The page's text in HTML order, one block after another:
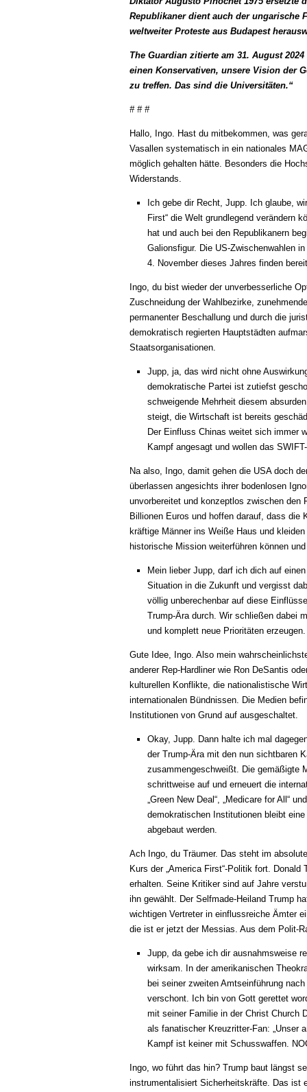
Republikaner dient auch der ungarische
weltweiter Proteste aus Budapest
The Guardian zitierte am 31. August
einen Konservativen, unsere Vision der
zu treffen. Das sind die Universitäten.“
# # #
Hallo, Ingo. Hast du mitbekommen, was
Vasallen systematisch in ein nationales
möglich gehalten hätte. Besonders die
Widerstands.
Ich gebe dir Recht, Jupp. Ich glaube,
First“ die Welt grundlegend verändern
hat und auch bei den Republikanern
Galionsfigur. Die US-Zwischenwahlen
4. November dieses Jahres finden
Ingo, du bist wieder der unverbesserliche
Zuschneidung der Wahlbezirke,
permanenter Beschallung und durch die
demokratisch regierten Hauptstädten
Staatsorganisationen.
Jupp, ja, das wird nicht ohne
demokratische Partei ist zutiefst
schweigende Mehrheit diesem
steigt, die Wirtschaft ist bereits
Der Einfluss Chinas weitet sich immer
Kampf angesagt und wollen das
Na also, Ingo, damit gehen die USA doch
überlassen angesichts ihrer bodenlosen
unvorbereitet und konzeptlos zwischen den
Billionen Euros und hoffen darauf, dass die
kräftige Männer ins Weiße Haus und
historische Mission weiterführen können
Mein lieber Jupp, darf ich dich auf
Situation in die Zukunft und vergisst
völlig unberechenbar auf diese
Trump-Ära durch. Wir schließen dabei
und komplett neue Prioritäten erzeugen.
Gute Idee, Ingo. Also mein
anderer Rep-Hardliner wie Ron DeSantis
kulturellen Konflikte, die nationalistische
internationalen Bündnissen. Die Medien
Institutionen von Grund auf ausgeschaltet.
Okay, Jupp. Dann halte ich mal
der Trump-Ära mit den nun sichtbaren
zusammengeschweißt. Die gemäßigte
schrittweise auf und erneuert die
„Green New Deal“, „Medicare for All“
demokratischen Institutionen bleibt
abgebaut werden.
Ach Ingo, du Träumer. Das steht im
Kurs der „America First“-Politik fort.
erhalten. Seine Kritiker sind auf Jahre
ihn gewählt. Der Selfmade-Heiland Trump
wichtigen Vertreter in einflussreiche Ämter
die ist er jetzt der Messias. Aus dem Polit-
Jupp, da gebe ich dir ausnahmsweise
wirksam. In der amerikanischen
bei seiner zweiten Amtseinführung
verschont. Ich bin von Gott gerettet
mit seiner Familie in der Christ Church
als fanatischer Kreuzritter-Fan: „Unser
Kampf ist keiner mit Schusswaffen.
Ingo, wo führt das hin? Trump baut längst
instrumentalisiert Sicherheitskräfte. Das ist